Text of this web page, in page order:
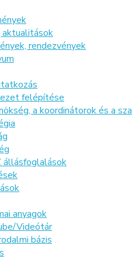
aktualitások
rendezvények
felépítése
a koordinátorok és a
állásfoglalások
anyagok
Videótár
bázis